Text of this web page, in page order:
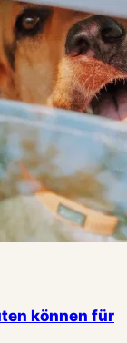
können für